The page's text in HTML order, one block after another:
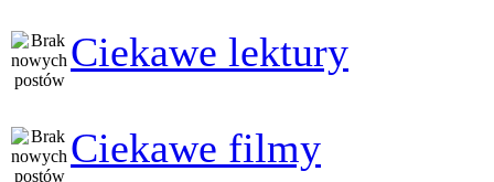
Ciekawe lektury
Ciekawe filmy